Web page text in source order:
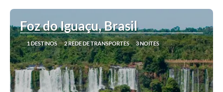
Ver mais
Foz do Iguaçu, Brasil
1 DESTINOS 2 REDE DE TRANSPORTES 3 NOITES